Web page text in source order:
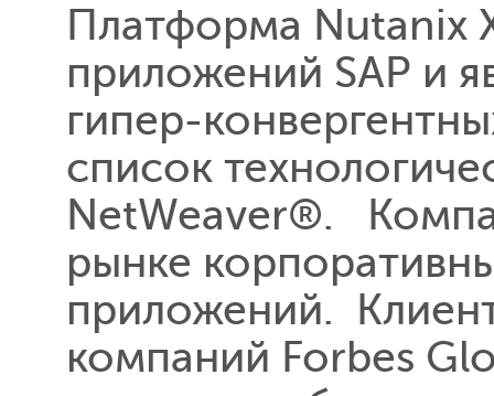
Платформа Nutanix
приложений SAP и
гипер-
список
NetWeaver®.
рынке
приложений.
компаний Forbes